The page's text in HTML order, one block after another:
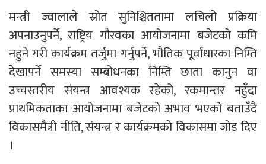
मन्त्री ज्वालाले स्रोत सुनिश्चिततामा लचिलो प्रक्रिया
अपनाउनुपर्ने, राष्ट्रिय गौरवका आयोजनामा बजेटको कमि
नहुने गरी कार्यक्रम तर्जुमा गर्नुपर्ने, भौतिक पूर्वाधारका निम्ति
देखापर्ने समस्या सम्बोधनका निम्ति छाता कानुन वा
उच्चस्तरीय संयन्त्र आवश्यक रहेको, रकमान्तर नहुँदा
प्राथमिकताका आयोजनामा बजेटको अभाव भएको बताउँदै
विकासमैत्री नीति, संयन्त्र र कार्यक्रमको विकासमा जोड दिए
।